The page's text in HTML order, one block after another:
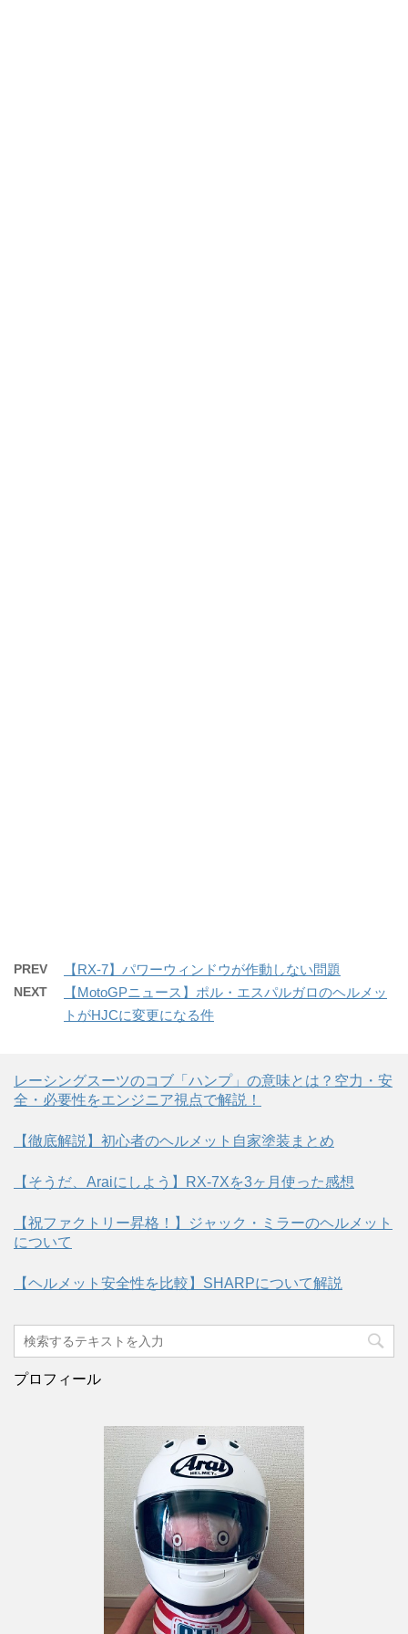
PREV 【RX-7】パワーウィンドウが作動しない問題
NEXT
【MotoGPニュース】ポル・エスパルガロのヘルメッ
トがHJCに変更になる件
レーシングスーツのコブ「ハンプ」の意味とは？空力・安
全・必要性をエンジニア視点で解説！
【徹底解説】初心者のヘルメット自家塗装まとめ
【そうだ、Araiにしよう】RX-7Xを3ヶ月使った感想
【祝ファクトリー昇格！】ジャック・ミラーのヘルメット
について
【ヘルメット安全性を比較】SHARPについて解説
プロフィール